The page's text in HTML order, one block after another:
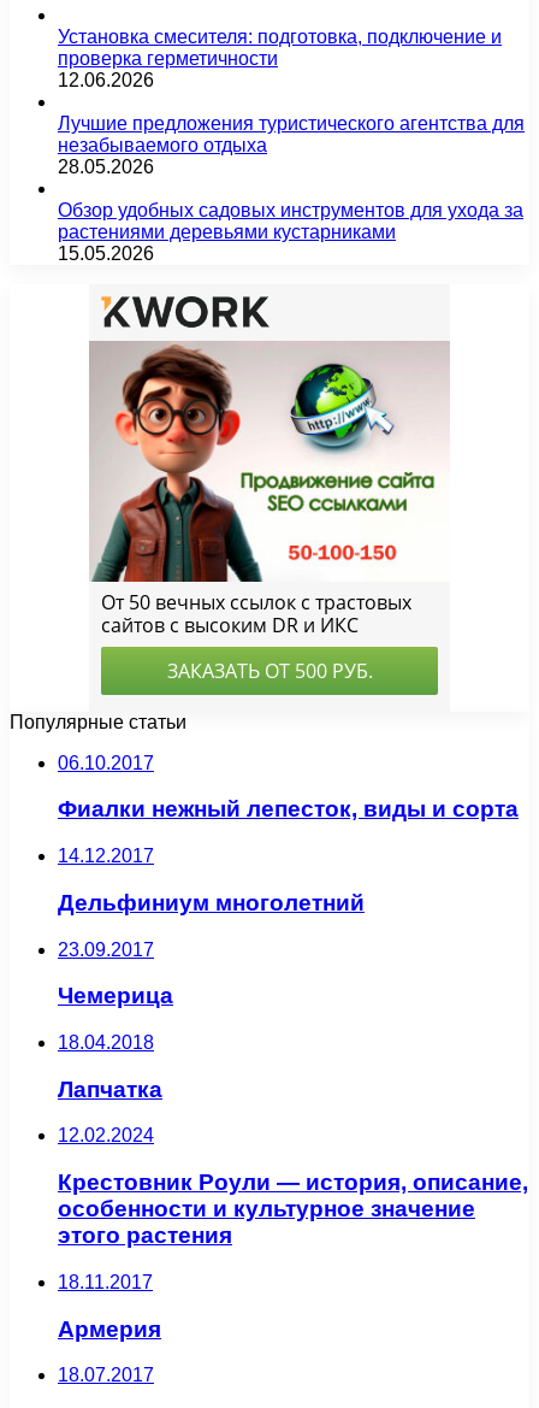
Установка смесителя: подготовка, подключение и
проверка герметичности
12.06.2026
Лучшие предложения туристического агентства для
незабываемого отдыха
28.05.2026
Обзор удобных садовых инструментов для ухода за
растениями деревьями кустарниками
15.05.2026
Популярные статьи
06.10.2017
Фиалки нежный лепесток, виды и сорта
14.12.2017
Дельфиниум многолетний
23.09.2017
Чемерица
18.04.2018
Лапчатка
12.02.2024
Крестовник Роули — история, описание,
особенности и культурное значение
этого растения
18.11.2017
Армерия
18.07.2017